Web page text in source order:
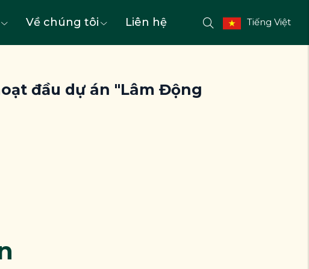
Về chúng tôi Liên hệ Tiếng Việt
đầu dự án "Lâm Động